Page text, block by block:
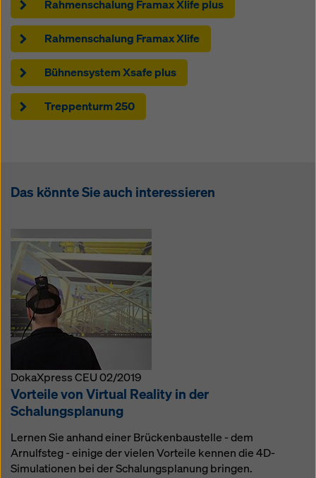
Rahmenschalung Framax Xlife plus
Rahmenschalung Framax Xlife
Bühnensystem Xsafe plus
Treppenturm 250
Das könnte Sie auch interessieren
DokaXpress CEU 02/2019
Vorteile von Virtual Reality in der
Schalungsplanung
Lernen Sie anhand einer Brückenbaustelle - dem
Arnulfsteg - einige der vielen Vorteile kennen die 4D-
Simulationen bei der Schalungsplanung bringen.